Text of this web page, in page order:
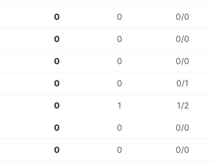
0 0 0/0
0 0 0/0
0 0 0/0
0 0 0/1
0 1 1/2
0 0 0/0
0 0 0/0